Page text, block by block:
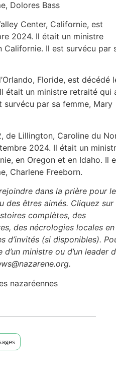
Dolores Bass
Center, Californie, est
2024. Il était un ministre
Californie. Il est survécu par
Floride, est décédé
était un ministre retraité qui
survécu par sa femme, Mary
de Lillington, Caroline du
2024. Il était un
en Oregon et en Idaho. Il
Charlene Freeborn.
dans la prière pour
des êtres aimés. Cliquez sur
complètes, des
des nécrologies locales en
d’invités (si disponibles).
ministre ou d’un leader
nazaréennes